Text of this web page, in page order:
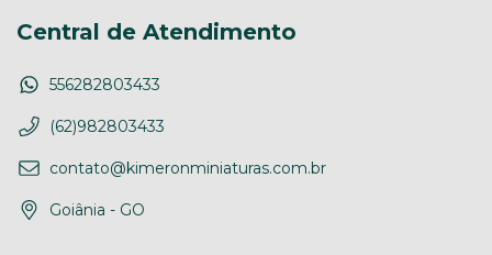
Central de Atendimento
556282803433
(62)982803433
contato@kimeronminiaturas.com.br
Goiânia - GO